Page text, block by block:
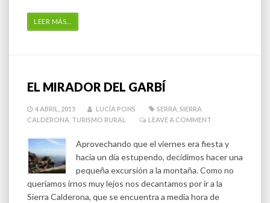
LEER MÁS
EL MIRADOR DEL GARBÍ
4 ABRIL, 2015 LUCÍA PONS SERRA SIERRA
CALDERONA TURISMO RURAL LEAVE A COMMENT
Aprovechando que el viernes era fiesta y
hacia un día estupendo, decidimos hacer una
pequeña excursión a la montaña. Como no
queríamos irnos muy lejos nos decantamos por ir a la
Sierra Calderona, que se encuentra a media hora de